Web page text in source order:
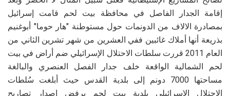
إقامة الجدار الفاصل في محافظة بيت لحم قامت إسرائيل
بمصادرة الالاف من الدونمات حول مستوطنة "هار حوما" أبوغنيم
بذريعة أنها أملاك غائبين ففي العشرين من شهر تشرين الثاني من
العام 2011 قررت سلطات الاحتلال الإسرائيلي ضم أراض في بيت
لحم الشمالية الواقعة خلف جدار الفصل العنصري والبالغة
مساحتها 7000 دونم إلى بلدية القدس حيث أبلغت سُلطات
الإحتلال الإسرائيلي بلدية بيت لحم برفض إصدار تصاريح